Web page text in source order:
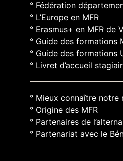
° Fédération
° L’Europe en MFR
° Erasmus+ en MFR de
° Guide des formations
° Guide des formations
° Livret d’accueil
° Mieux connaître notre
° Origine des MFR
° Partenaires de
° Partenariat avec le